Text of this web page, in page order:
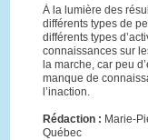
À la lumière des
différents types de
différents types
connaissances sur
la marche, car peu
manque de
l’inaction.
Rédaction : Marie-
Québec